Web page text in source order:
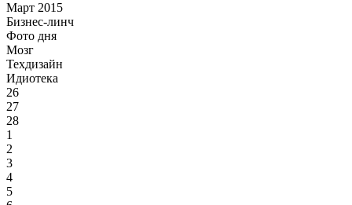
Март 2015
Бизнес-линч
Фото дня
Мозг
Техдизайн
Идиотека
26
27
28
1
2
3
4
5